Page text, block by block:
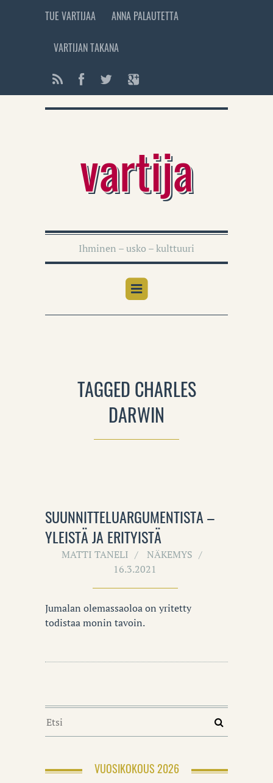
TUE VARTIJAA ANNA PALAUTETTA
VARTIJAN TAKANA
vartija
Ihminen – usko – kulttuuri
TAGGED CHARLES
DARWIN
SUUNNITTELUARGUMENTISTA –
YLEISTÄ JA ERITYISTÄ
MATTI TANELI
NÄKEMYS
16.3.2021
Jumalan olemassaoloa on yritetty
todistaa monin tavoin.
VUOSIKOKOUS 2026